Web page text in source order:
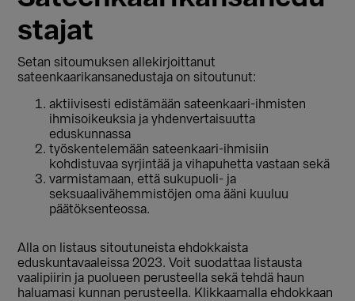
stajat
Setan sitoumuksen allekirjoittanut
sateenkaarikansanedustaja on sitoutunut:
aktiivisesti edistämään sateenkaari-ihmisten
ihmisoikeuksia ja yhdenvertaisuutta
eduskunnassa
työskentelemään sateenkaari-ihmisiin
kohdistuvaa syrjintää ja vihapuhetta vastaan sekä
varmistamaan, että sukupuoli- ja
seksuaalivähemmistöjen oma ääni kuuluu
päätöksenteossa.
Alla on listaus sitoutuneista ehdokkaista
eduskuntavaaleissa 2023. Voit suodattaa listausta
vaalipiirin ja puolueen perusteella sekä tehdä haun
haluamasi kunnan perusteella. Klikkaamalla ehdokkaan